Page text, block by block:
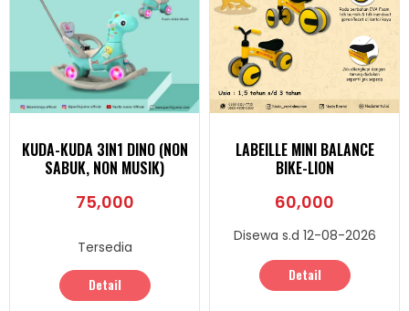
KUDA-KUDA 3IN1 DINO (NON
SABUK, NON MUSIK)
75,000
Tersedia
Detail
LABEILLE MINI BALANCE
BIKE-LION
60,000
Disewa s.d 12-08-2026
Detail